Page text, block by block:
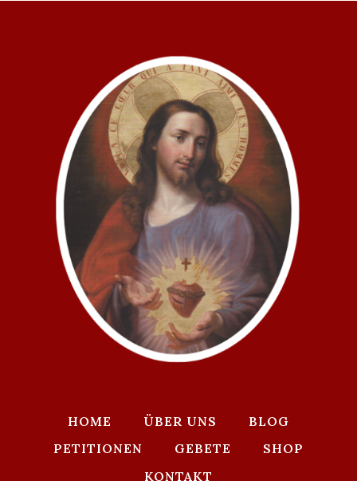
HOME ÜBER UNS
BLOG
PETITIONEN
GEBETE
SHOP
KONTAKT